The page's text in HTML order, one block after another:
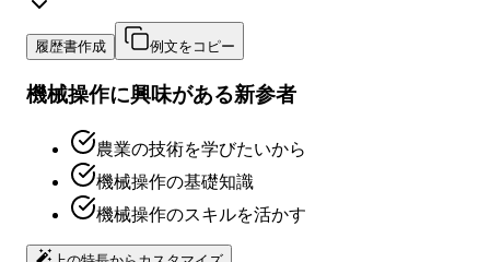
履歴書作成 例文をコピー
機械操作に興味がある新参者
農業の技術を学びたいから
機械操作の基礎知識
機械操作のスキルを活かす